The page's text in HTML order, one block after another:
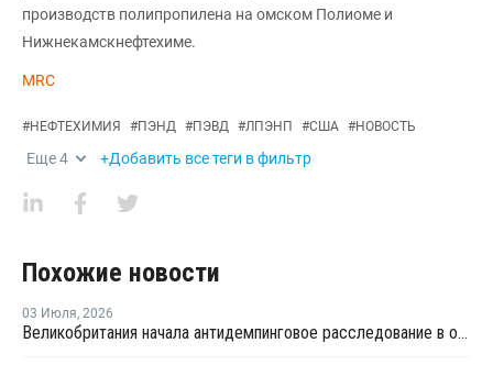
производств полипропилена на омском Полиоме и
Нижнекамскнефтехиме.
MRC
#НЕФТЕХИМИЯ #ПЭНД #ПЭВД #ЛПЭНП #США #НОВОСТЬ
Еще4 +Добавить все теги в фильтр
Похожие новости
03 Июля, 2026
Великобритания начала антидемпинговое расследование в отношении импорта ЛПНП из США